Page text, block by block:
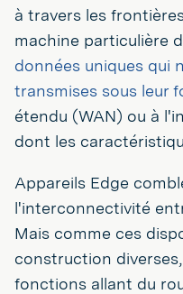
à travers les
machine particulière
données uniques qui
transmises sous leur
étendu (WAN) ou à
dont les
Appareils Edge
l'interconnectivité
Mais comme ces
construction
fonctions allant du